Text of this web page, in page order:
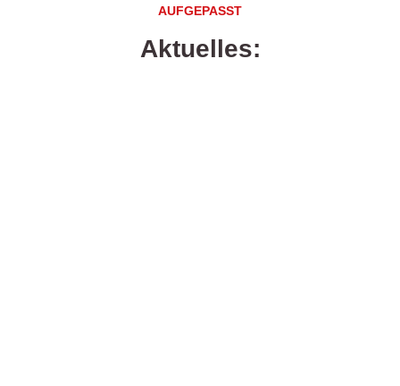
AUFGEPASST
Aktuelles: